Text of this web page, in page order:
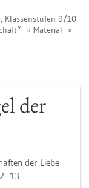
Klas­sen­stu­fen 9/10
Ma­te­ri­al
der
der Liebe